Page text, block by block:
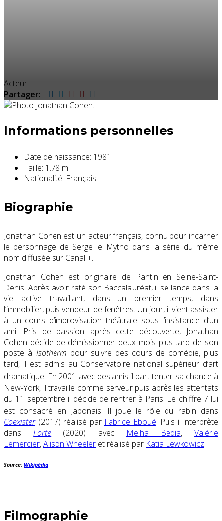
Acteur
Partager:
Informations personnelles
Date de naissance: 1981
Taille: 1.78 m
Nationalité: Français
Biographie
Jonathan Cohen est un acteur français, connu pour incarner
le personnage de Serge le Mytho dans la série du même
nom diffusée sur Canal +.
Jonathan Cohen est originaire de Pantin en Seine-Saint-
Denis. Après avoir raté son Baccalauréat, il se lance dans la
vie active travaillant, dans un premier temps, dans
l’immobilier, puis vendeur de fenêtres. Un jour, il vient assister
à un cours d’improvisation théâtrale sous l’insistance d’un
ami. Pris de passion après cette découverte, Jonathan
Cohen décide de démissionner deux mois plus tard de son
poste à Isotherm pour suivre des cours de comédie, plus
tard, il est admis au Conservatoire national supérieur d’art
dramatique. En 2001 avec des amis il part tenter sa chance à
New-York, il travaille comme serveur puis après les attentats
du 11 septembre il décide de rentrer à Paris. Le chiffre 7 lui
est consacré en Japonais. Il joue le rôle du rabin dans
Coexister(2017) réalisé par Fabrice Eboué. Puis il interprète
dansForte (2020) avec Melha Bedia,Valérie
Lemercier,Alison Wheeler et réalisé par Katia Lewkowicz.
Source: Wikipédia
Filmographie